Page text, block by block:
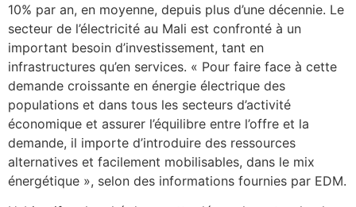
10% par an, en moyenne, depuis plus d’une décennie. Le
secteur de l’électricité au Mali est confronté à un
important besoin d’investissement, tant en
infrastructures qu’en services. « Pour faire face à cette
demande croissante en énergie électrique des
populations et dans tous les secteurs d’activité
économique et assurer l’équilibre entre l’offre et la
demande, il importe d’introduire des ressources
alternatives et facilement mobilisables, dans le mix
énergétique », selon des informations fournies par EDM.